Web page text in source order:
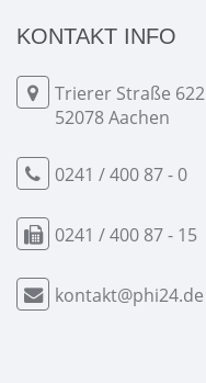
KONTAKT INFO
Trierer Straße 622
52078 Aachen
0241 / 400 87 - 0
0241 / 400 87 - 15
kontakt@phi24.de